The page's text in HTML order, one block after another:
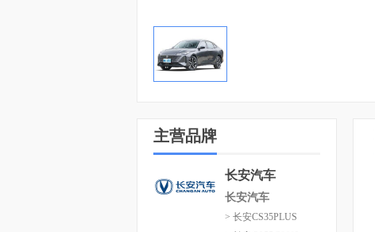
主营品牌
长安汽车
长安汽车
> 长安CS35PLUS